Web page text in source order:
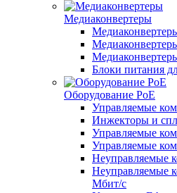
Медиаконвертеры
Блоки питания
Оборудование PoE
Управляемые
Инжекторы и
Управляемые
Управляемые
Неуправляемые
Неуправляемые
Мбит/с